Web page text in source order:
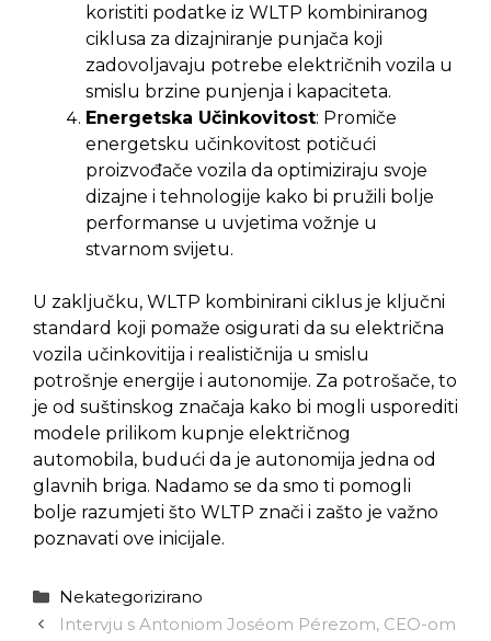
koristiti podatke iz WLTP kombiniranog
ciklusa za dizajniranje punjača koji
zadovoljavaju potrebe električnih vozila u
smislu brzine punjenja i kapaciteta.
Energetska Učinkovitost: Promiče
energetsku učinkovitost potičući
proizvođače vozila da optimiziraju svoje
dizajne i tehnologije kako bi pružili bolje
performanse u uvjetima vožnje u
stvarnom svijetu.
U zaključku, WLTP kombinirani ciklus je ključni
standard koji pomaže osigurati da su električna
vozila učinkovitija i realističnija u smislu
potrošnje energije i autonomije. Za potrošače, to
je od suštinskog značaja kako bi mogli usporediti
modele prilikom kupnje električnog
automobila, budući da je autonomija jedna od
glavnih briga. Nadamo se da smo ti pomogli
bolje razumjeti što WLTP znači i zašto je važno
poznavati ove inicijale.
Kategorije
Nekategorizirano
Intervju s Antoniom Joséom Pérezom, CEO-om